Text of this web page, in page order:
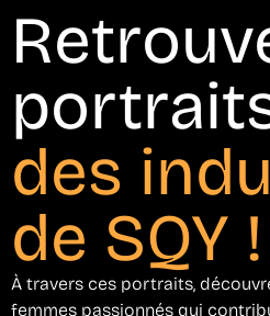
des
de SQY !
À travers ces portraits,
femmes passionnés qui